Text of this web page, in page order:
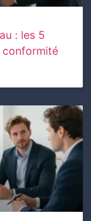
: les 5
conformité